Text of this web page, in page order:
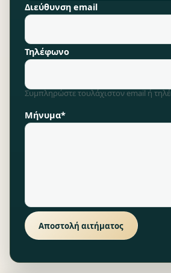
Διεύθυνση email
Τηλέφωνο
Συμπληρώστε τουλάχιστον email ή
Μήνυμα*
Αποστολή αιτήματος